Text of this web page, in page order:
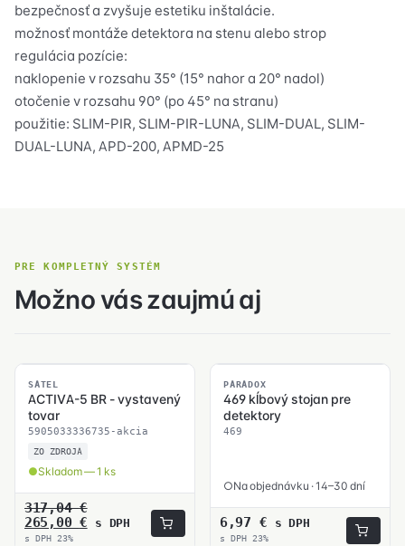
bezpečnosť a zvyšuje estetiku inštalácie.
možnosť montáže detektora na stenu alebo strop
regulácia pozície:
naklopenie v rozsahu 35° (15° nahor a 20° nadol)
otočenie v rozsahu 90° (po 45° na stranu)
použitie: SLIM-PIR, SLIM-PIR-LUNA, SLIM-DUAL, SLIM-
DUAL-LUNA, APD-200, APMD-25
PRE KOMPLETNÝ SYSTÉM
Možno vás zaujmú aj
SKLADOM
SATEL
ACTIVA-5 BR - vystavený
tovar
5905033336735-akcia
ZO ZDROJA
Skladom — 1 ks
317,04€
Pôvodná
cena
265,00 €Aktuálna
s DPH
s DPH 23%
PARADOX
469 kĺbový stojan pre
detektory
469
Na objednávku · 14–30 dní
6,97 € s DPH
s DPH 23%